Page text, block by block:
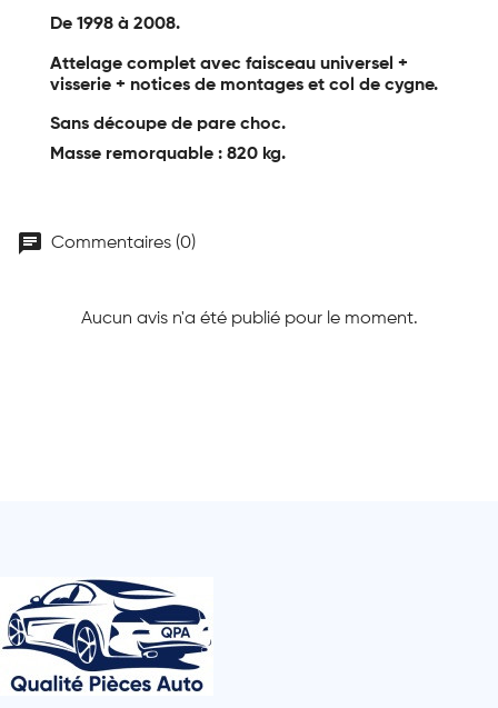
De 1998 à 2008.
Attelage complet avec faisceau universel +
visserie + notices de montages et col de cygne.
Sans découpe de pare choc.
Masse remorquable : 820 kg.
chat Commentaires (0)
Aucun avis n'a été publié pour le moment.